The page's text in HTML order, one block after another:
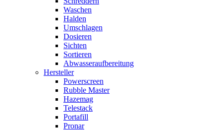
Waschen
Halden
Umschlagen
Dosieren
Sichten
Sortieren
Abwasseraufbereitung
Hersteller
Powerscreen
Rubble Master
Hazemag
Telestack
Portafill
Pronar